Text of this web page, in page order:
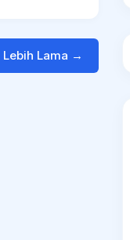
Lebih Lama →